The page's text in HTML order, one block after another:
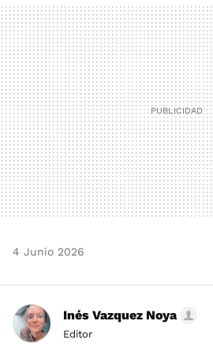
4 Junio 2026
Inés Vazquez Noya
Editor